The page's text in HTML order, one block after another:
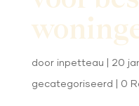
door inpetteau | 20
gecategoriseerd | 0